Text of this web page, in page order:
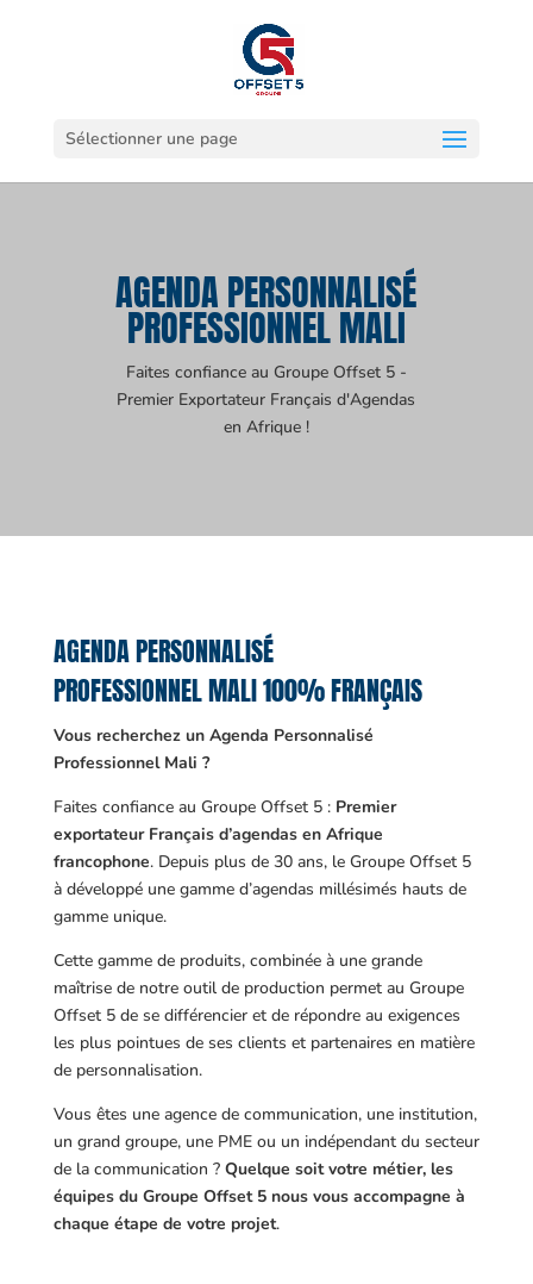
Sélectionner une page
AGENDA PERSONNALISÉ
PROFESSIONNEL MALI
Faites confiance au Groupe Offset 5 -
Premier Exportateur Français d'Agendas
en Afrique !
AGENDA PERSONNALISÉ
PROFESSIONNEL MALI 100% FRANÇAIS
Vous recherchez un Agenda Personnalisé
Professionnel Mali ?
Faites confiance au Groupe Offset 5 : Premier
exportateur Français d’agendas en Afrique
francophone. Depuis plus de 30 ans, le Groupe Offset 5
à développé une gamme d’agendas millésimés hauts de
gamme unique.
Cette gamme de produits, combinée à une grande
maîtrise de notre outil de production permet au Groupe
Offset 5 de se différencier et de répondre au exigences
les plus pointues de ses clients et partenaires en matière
de personnalisation.
Vous êtes une agence de communication, une institution,
un grand groupe, une PME ou un indépendant du secteur
de la communication ? Quelque soit votre métier, les
équipes du Groupe Offset 5 nous vous accompagne à
chaque étape de votre projet.